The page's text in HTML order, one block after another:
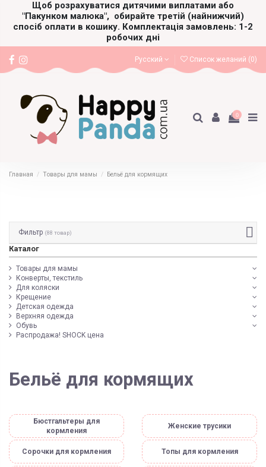
Щоб розрахуватися дитячими виплатами або
"Пакунком малюка", обирайте третій (найнижчий)
спосіб оплати в кошику. Комплектація замовлень: 1-2
робочих дні
Русский Список желаний (0)
0
Главная Товары для мамы Бельё для кормящих
Бельё для кормящих
Бюстгальтеры для
кормления
Женские трусики
Сорочки для кормления Топы для кормления
Фильтр (88 товар)
Каталог
Товары для мамы
Конверты, текстиль
Для коляски
Крещение
Детская одежда
Верхняя одежда
Обувь
Распродажа! SHOCK цена